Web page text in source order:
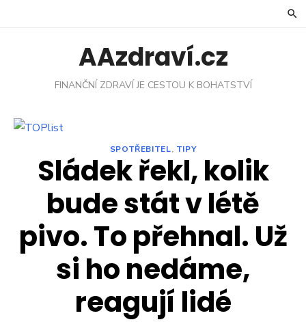
AAzdraví.cz
FINANČNÍ ZDRAVÍ JE CESTOU K BOHATSTVÍ
SPOTŘEBITEL, TIPY
Sládek řekl, kolik
bude stát v létě
pivo. To přehnal. Už
si ho nedáme,
reagují lidé